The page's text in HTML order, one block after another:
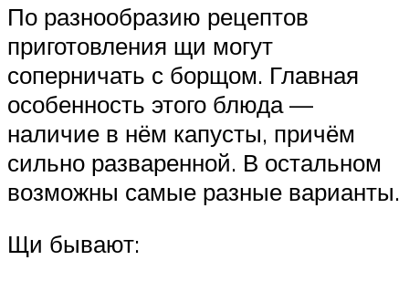
По разнообразию рецептов
приготовления щи могут
соперничать с борщом. Главная
особенность этого блюда —
наличие в нём капусты, причём
сильно разваренной. В остальном
возможны самые разные варианты.
Щи бывают: